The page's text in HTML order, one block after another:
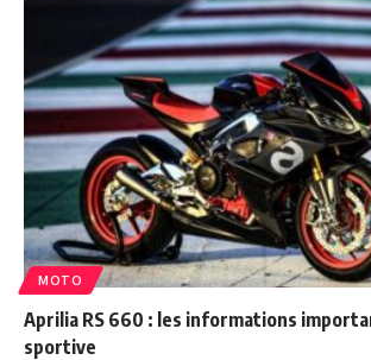
MOTO
Aprilia RS 660 : les informations
sportive